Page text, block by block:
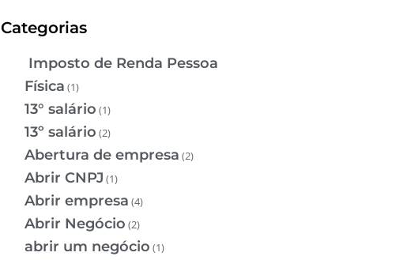
Categorias
Imposto de Renda Pessoa
Física (1)
13° salário (1)
13º salário (2)
Abertura de empresa (2)
Abrir CNPJ (1)
Abrir empresa (4)
Abrir Negócio (2)
abrir um negócio (1)